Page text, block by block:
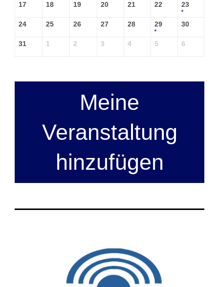
17 18 19 20 21 22 23
24 25 26 27 28 29 30
31 1 2 3 4 5 6
Meine
Veranstaltung
hinzufügen